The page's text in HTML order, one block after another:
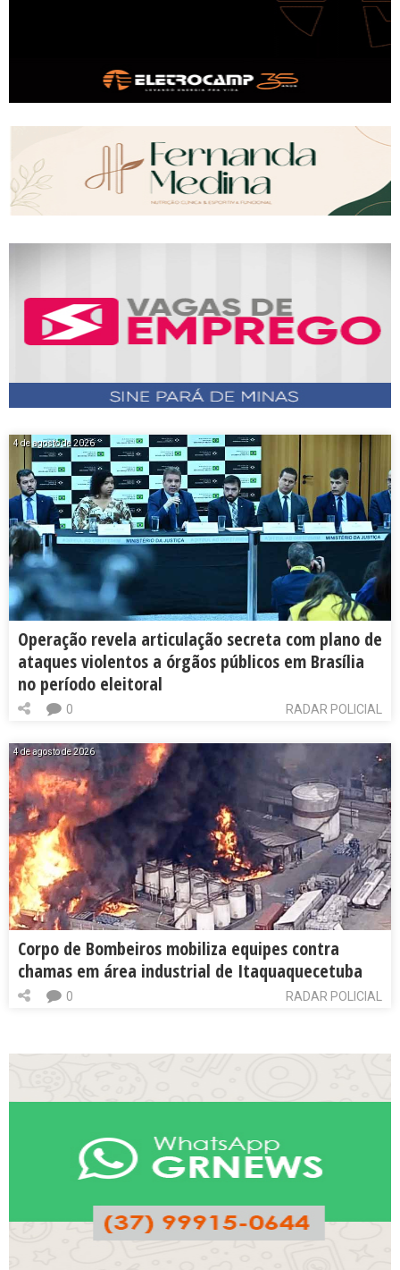
4 de agosto de 2026
Operação revela articulação secreta com plano de
ataques violentos a órgãos públicos em Brasília
no período eleitoral
RADAR POLICIAL
0
4 de agosto de 2026
Corpo de Bombeiros mobiliza equipes contra
chamas em área industrial de Itaquaquecetuba
RADAR POLICIAL
0